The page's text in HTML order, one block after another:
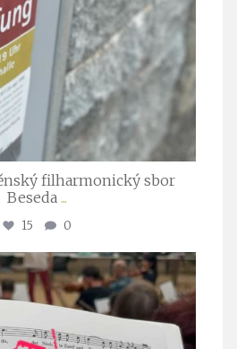
filharmonický sbor
Beseda ...
15 0
Juli 23